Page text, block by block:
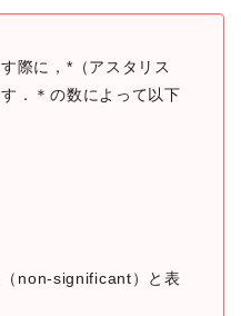
際に，*（アスタリス
．＊の数によって以下
non-significant）と表